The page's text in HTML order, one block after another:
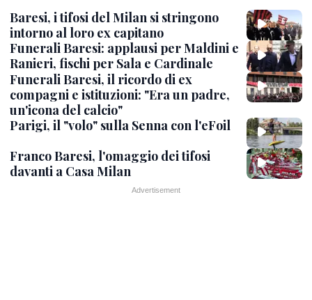
Baresi, i tifosi del Milan si stringono
intorno al loro ex capitano
Funerali Baresi: applausi per Maldini e
Ranieri, fischi per Sala e Cardinale
Funerali Baresi, il ricordo di ex
compagni e istituzioni: "Era un padre,
un'icona del calcio"
Parigi, il "volo" sulla Senna con l'eFoil
Franco Baresi, l'omaggio dei tifosi
davanti a Casa Milan